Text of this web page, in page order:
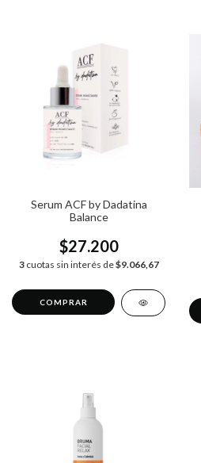
Serum ACF by Dadatina
Balance
$27.200
3 cuotas sin interés de$9.066,67